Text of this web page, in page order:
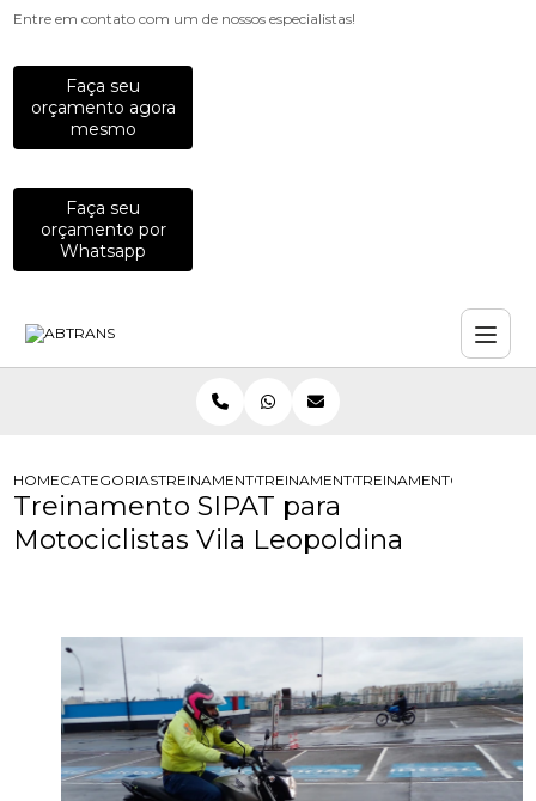
Entre em contato com um de nossos especialistas!
Faça seu
orçamento agora
mesmo
Faça seu
orçamento por
Whatsapp
HOMECATEGORIASTREINAMENTOS PARA MOTOCICLISTAS
TREINAMENTO DE DIRECAO
TREINAMENTO SIPAT
Treinamento SIPAT para
Motociclistas Vila Leopoldina